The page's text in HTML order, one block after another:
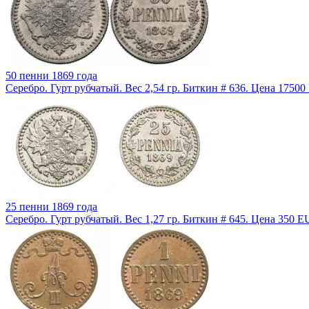
50 пенни 1869 года
Серебро. Гурт рубчатый. Вес 2,54 гр. Биткин # 636. Цена
25 пенни 1869 года
Серебро. Гурт рубчатый. Вес 1,27 гр. Биткин # 645. Цена 350